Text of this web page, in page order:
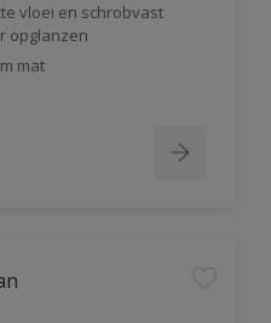
vloei en schrobvast
opglanzen
mat